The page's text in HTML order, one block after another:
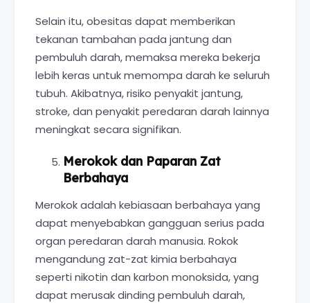
Selain itu, obesitas dapat memberikan
tekanan tambahan pada jantung dan
pembuluh darah, memaksa mereka bekerja
lebih keras untuk memompa darah ke seluruh
tubuh. Akibatnya, risiko penyakit jantung,
stroke, dan penyakit peredaran darah lainnya
meningkat secara signifikan.
Merokok dan Paparan Zat
Berbahaya
Merokok adalah kebiasaan berbahaya yang
dapat menyebabkan gangguan serius pada
organ peredaran darah manusia. Rokok
mengandung zat-zat kimia berbahaya
seperti nikotin dan karbon monoksida, yang
dapat merusak dinding pembuluh darah,